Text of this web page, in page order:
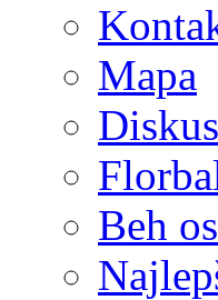
Mapa
Beh